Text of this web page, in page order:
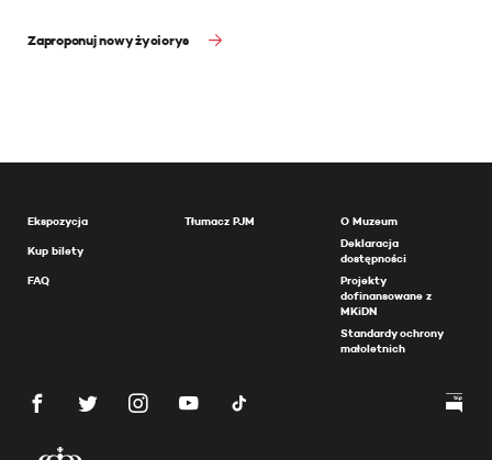
Zaproponuj nowy życiorys
Ekspozycja
Kup bilety
FAQ
Tłumacz PJM
O Muzeum
Deklaracja
dostępności
Projekty
dofinansowane z
MKiDN
Standardy ochrony
małoletnich